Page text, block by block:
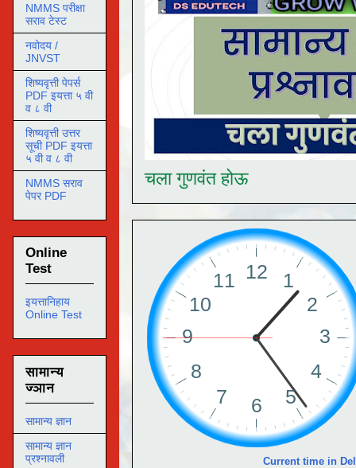
चला गुणवंत होऊ
Current time in
NMMS परीक्षा
सराव टेस्ट
नवोदय /
JNVST
शिष्यवृत्ती पेपर्स
PDF इयत्ता ५ वी
व ८ वी
शिष्यवृत्ती उत्तर
सूची PDF इयत्ता
५ वी व ८ वी
NMMS सराव
पेपर PDF
Online
Test
इयत्तानिहाय
Online Test
सामान्य
ज्ञान
सामान्य ज्ञान
सामान्य ज्ञान
प्रश्नावली